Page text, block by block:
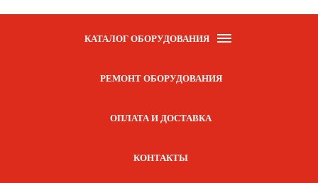
КАТАЛОГ ОБОРУДОВАНИЯ
РЕМОНТ ОБОРУДОВАНИЯ
ОПЛАТА И ДОСТАВКА
КОНТАКТЫ